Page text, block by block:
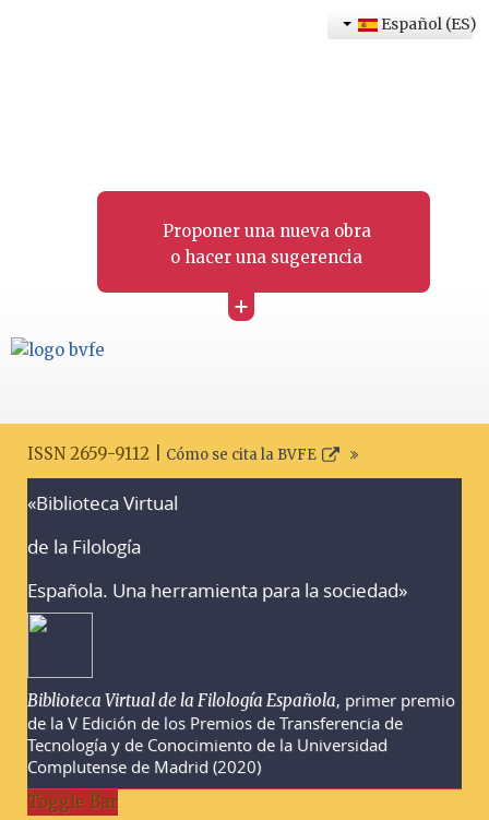
Proponer una nueva obra
o hacer una sugerencia
+
Español (ES)
ISSN 2659-9112 | Cómo se cita la BVFE
«Biblioteca Virtual
de la Filología
Española. Una herramienta para la sociedad»
Biblioteca Virtual de la Filología Española, primer premio
de la V Edición de los Premios de Transferencia de
Tecnología y de Conocimiento de la Universidad
Complutense de Madrid (2020)
Toggle Bar